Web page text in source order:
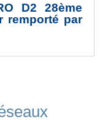
D2 28ème
remporté par